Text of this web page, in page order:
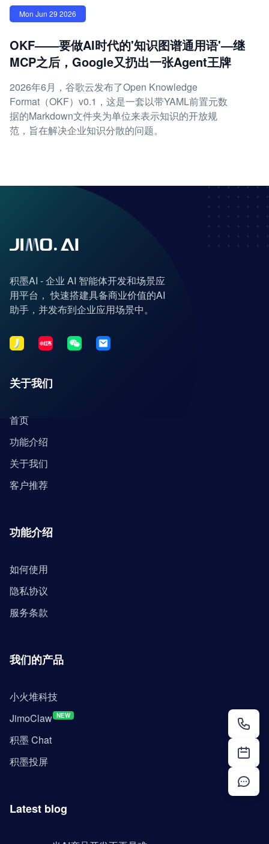
Mon Jun 29 2026
OKF——要做AI时代的'知识图谱通用语'—继
MCP之后，Google又扔出一张Agent王牌
2026年6月，谷歌云发布了Open Knowledge
Format（OKF）v0.1，这是一套以带YAML前置元数
据的Markdown文件夹为单位来表示知识的开放规
范，旨在解决企业知识分散的问题。
积墨AI - 企业 AI 智能体开发和场景应
用平台， 快速搭建具备商业价值的AI
助手，并发布到企业应用场景中。
关于我们
首页
功能介绍
关于我们
客户推荐
功能介绍
如何使用
隐私协议
服务条款
我们的产品
小火堆科技
JimoClaw NEW
积墨 Chat
积墨投屏
Latest blog